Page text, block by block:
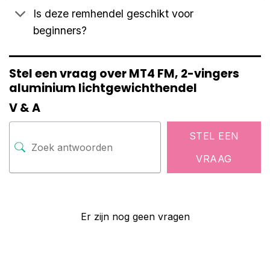
Is deze remhendel geschikt voor
beginners?
Stel een vraag over MT4 FM, 2-vingers
aluminium lichtgewichthendel
V & A
STEL EEN
VRAAG
Er zijn nog geen vragen